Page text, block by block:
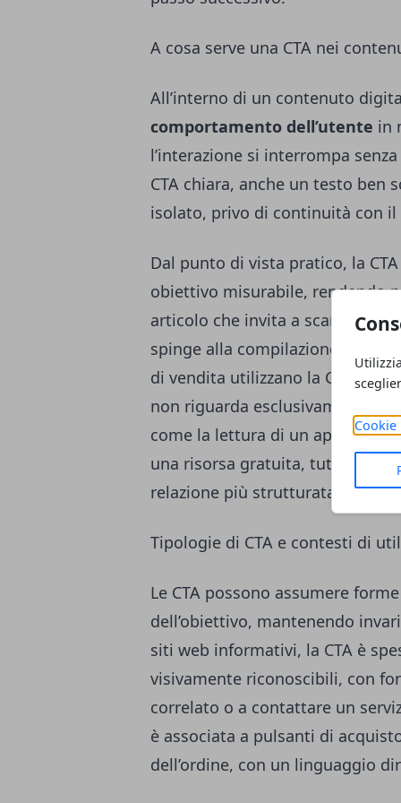
Cookie
A cosa serve una CTA nei
All’interno di un contenuto
comportamento dell’utente in
l’interazione si interrompa
CTA chiara, anche un testo
isolato, privo di continuità con il
Dal punto di vista pratico, la
obiettivo misurabile, rendendo
articolo che invita a scaricare
spinge alla compilazione di un
di vendita utilizzano la CTA per
non riguarda esclusivamente la
come la lettura di un
una risorsa gratuita, tutte tappe
relazione più strutturata.
Tipologie di CTA e contesti di
Le CTA possono assumere
dell’obiettivo, mantenendo
siti web informativi, la CTA è
visivamente riconoscibili, con
correlato o a contattare un
è associata a pulsanti di
dell’ordine, con un linguaggio